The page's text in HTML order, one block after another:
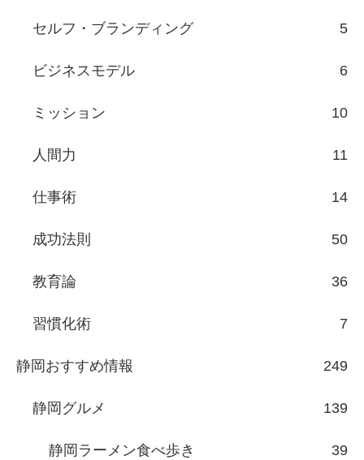
セルフ・ブランディング 5
ビジネスモデル 6
ミッション 10
人間力 11
仕事術 14
成功法則 50
教育論 36
習慣化術 7
静岡おすすめ情報 249
静岡グルメ 139
静岡ラーメン食べ歩き 39